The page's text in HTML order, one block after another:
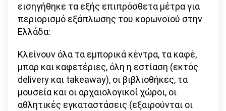
εισηγήθηκε τα εξής επιπρόσθετα μέτρα για
περιορισμό εξάπλωσης του κορωνοϊού στην
Ελλάδα:
Κλείνουν όλα τα εμπορικά κέντρα, τα καφέ,
μπαρ και καφετέριες, όλη η εστίαση (εκτός
delivery και takeaway), οι βιβλιοθήκες, τα
μουσεία και οι αρχαιολογικοί χώροι, οι
αθλητικές εγκαταστάσεις (εξαιρούνται οι